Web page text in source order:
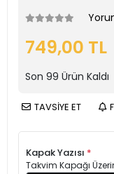
749,00 TL
Son 99 Ürün Kaldı
TAVSİYE ET
Kapak Yazısı *
Takvim Kapağı